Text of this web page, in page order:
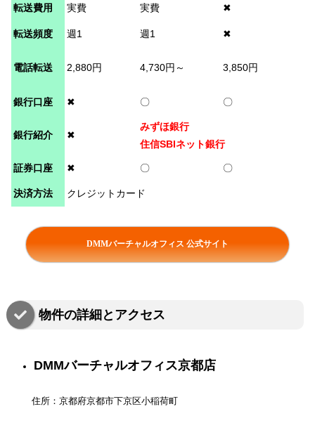
転送費用 実費 実費 ✖
転送頻度 週1 週1 ✖
電話転送 2,880円 4,730円～ 3,850円
銀行口座 ✖ 〇 〇
銀行紹介 ✖
みずほ銀行
住信SBIネット銀行
証券口座 ✖ 〇 〇
決済方法 クレジットカード
DMMバーチャルオフィス 公式サイト
物件の詳細とアクセス
DMMバーチャルオフィス京都店
住所：京都府京都市下京区小稲荷町